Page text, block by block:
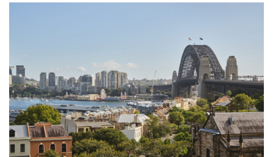
E-Mail-Adresse*
Ein Link zum Erstellen eines neuen Passworts wird an
deine E-Mail-Adresse gesendet.